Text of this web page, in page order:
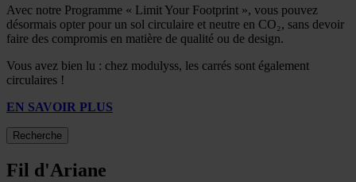
Avec notre Programme « Limit Your Footprint », vous pouvez
désormais opter pour un sol circulaire et neutre en CO₂, sans devoir
faire des compromis en matière de qualité ou de design.
Vous avez bien lu : chez modulyss, les carrés sont également
circulaires !
EN SAVOIR PLUS
Recherche
Fil d'Ariane